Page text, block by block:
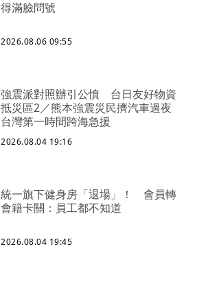
得滿臉問號
2026.08.06 09:55
強震派對照辦引公憤 台日友好物資
抵災區2／熊本強震災民擠汽車過夜
台灣第一時間跨海急援
2026.08.04 19:16
統一旗下健身房「退場」！ 會員轉
會籍卡關：員工都不知道
2026.08.04 19:45